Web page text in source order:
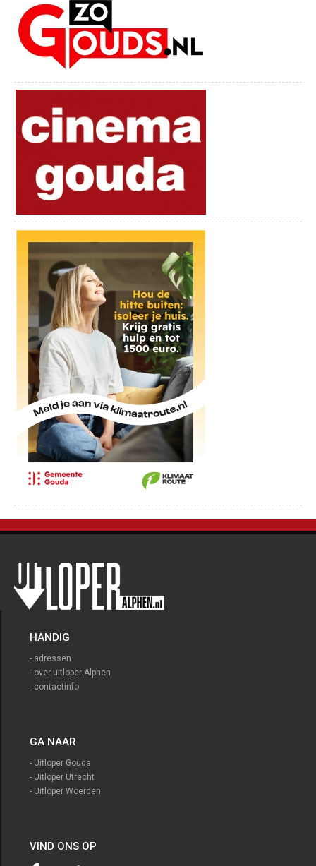
HANDIG
- adressen
- over uitloper Alphen
- contactinfo
GA NAAR
- Uitloper Gouda
- Uitloper Utrecht
- Uitloper Woerden
VIND ONS OP